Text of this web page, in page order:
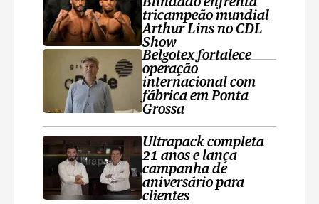
tricampeão mundial
Arthur Lins no CDL
Show
Belgotex fortalece
operação
internacional com
fábrica em Ponta
Grossa
Ultrapack completa
21 anos e lança
campanha de
aniversário para
clientes